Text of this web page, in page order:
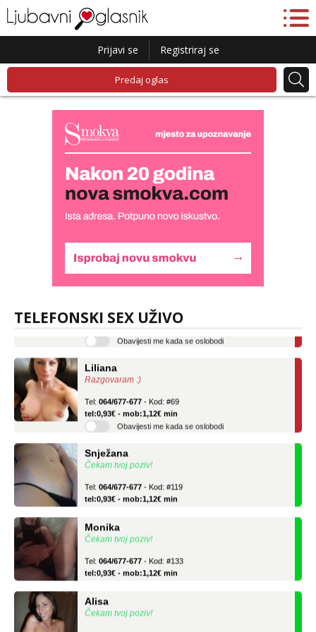
Prijavi se Registriraj se
Predaj oglas
TELEFONSKI SEX UŽIVO
tel:0,93€ - mob:1,12€ min
Razgovaram :)
tel:0,93€ - mob:1,12€ min
Obavijesti me kada se oslobodi
Čekam tvoj poziv!
tel:0,93€ - mob:1,12€ min
Čekam tvoj poziv!
tel:0,93€ - mob:1,12€ min
Čekam tvoj poziv!